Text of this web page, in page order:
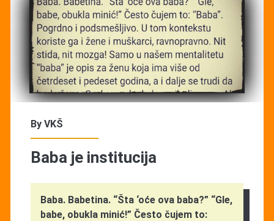
By VKŠ
Baba je institucija
Baba. Babetina. “Šta ‘oće ova baba?” “Gle,
babe, obukla minić!” Često čujem to: